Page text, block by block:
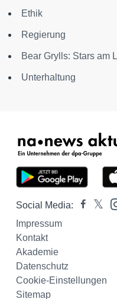
Ethik
Regierung
Bear Grylls: Stars am
Unterhaltung
Social Media:
Impressum
Kontakt
Akademie
Datenschutz
Cookie-Einstellungen
Sitemap